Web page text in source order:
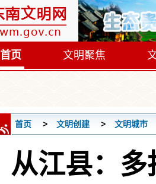
首页 文明聚焦
首页 文明创建 文明城市
从江县：